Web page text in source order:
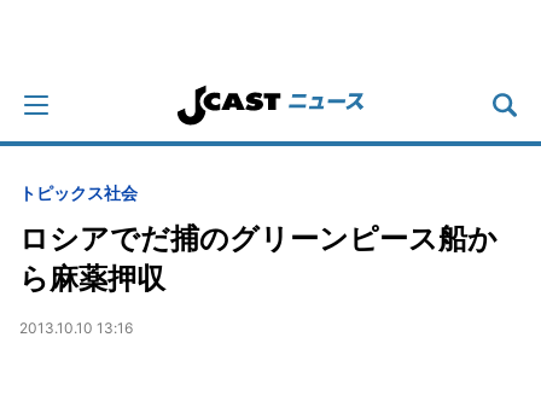
トピックス社会
ロシアでだ捕のグリーンピース船か
ら麻薬押収
2013.10.10 13:16